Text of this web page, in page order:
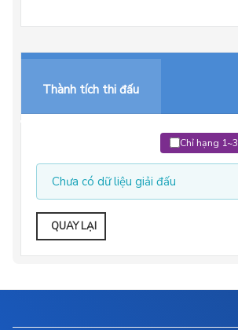
Thành tích thi đấu
Chỉ hạng 1~3
Chưa có dữ liệu giải đấu
QUAY LẠI